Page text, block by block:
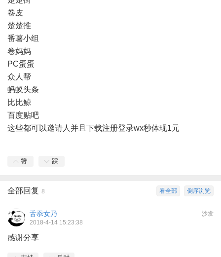
卷皮
楚楚推
番薯小组
卷妈妈
PC蛋蛋
众人帮
蚂蚁头条
比比鲸
百度贴吧
这些都可以邀请人并且下载注册登录wx秒体现1元
赞 踩
倒序浏览
看全部
全部回复 8
沙发
舌忝女乃
2018-4-14 15:23:38
感谢分享